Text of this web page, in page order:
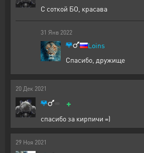
С соткой БО, красава
31 Янв 2022
Loins
Спасибо, дружище
20 Дек 2021
+
спасибо за кирпичи =)
29 Ноя 2021